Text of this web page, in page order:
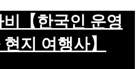
【한국인 운영
지 여행사】